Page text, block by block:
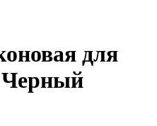
для